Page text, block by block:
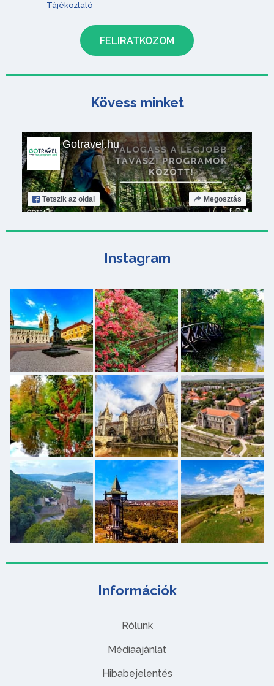
Információk
Rólunk
Médiaajánlat
Hibabejelentés
Tájékoztató
Kövess minket
Gotravel.hu
Tetszik az oldal Megosztás
Instagram